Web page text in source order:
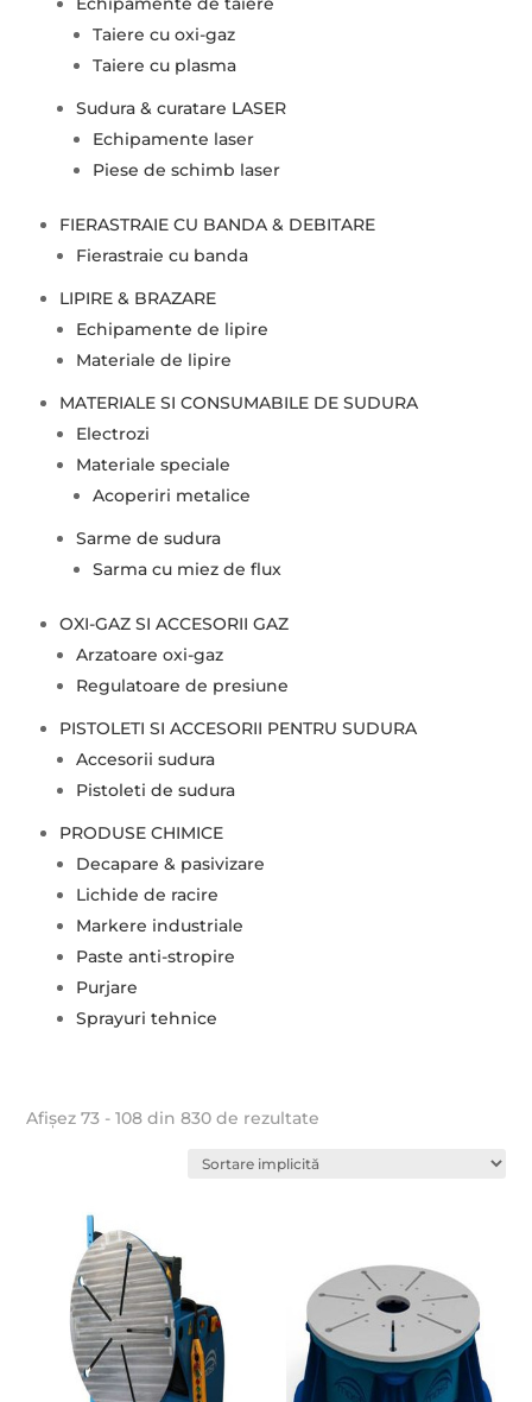
Taiere cu oxi-gaz
Taiere cu plasma
Sudura & curatare LASER
Echipamente laser
Piese de schimb laser
FIERASTRAIE CU BANDA & DEBITARE
Fierastraie cu banda
LIPIRE & BRAZARE
Echipamente de lipire
Materiale de lipire
MATERIALE SI CONSUMABILE DE SUDURA
Electrozi
Materiale speciale
Acoperiri metalice
Sarme de sudura
Sarma cu miez de flux
OXI-GAZ SI ACCESORII GAZ
Arzatoare oxi-gaz
Regulatoare de presiune
PISTOLETI SI ACCESORII PENTRU SUDURA
Accesorii sudura
Pistoleti de sudura
PRODUSE CHIMICE
Decapare & pasivizare
Lichide de racire
Markere industriale
Paste anti-stropire
Purjare
Sprayuri tehnice
Afișez 73 - 108 din 830 de rezultate